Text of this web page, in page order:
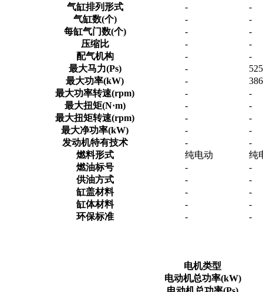
气缸排列形式
-
-
气缸数(个)
-
-
每缸气门数(个)
-
-
压缩比
-
-
配气机构
-
-
最大马力(Ps)
-
525
最大功率(kW)
-
386
最大功率转速(rpm)
-
-
最大扭矩(N·m)
-
-
最大扭矩转速(rpm)
-
-
最大净功率(kW)
-
-
发动机特有技术
-
-
燃料形式
纯电动
纯
燃油标号
-
-
供油方式
-
-
缸盖材料
-
-
缸体材料
-
-
环保标准
- -
电机类型
电动机总功率(kW)